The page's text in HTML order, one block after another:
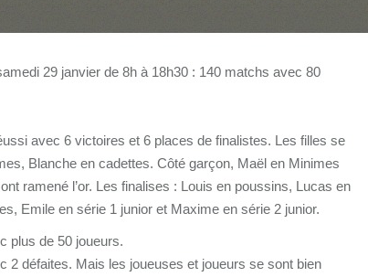
29 janvier de 8h à 18h30 : 140 matchs avec 80
avec 6 victoires et 6 places de finalistes. Les filles se
Blanche en cadettes. Côté garçon, Maël en Minimes
ramené l’or. Les finalises : Louis en poussins, Lucas en
Emile en série 1 junior et Maxime en série 2 junior.
plus de 50 joueurs.
2 défaites. Mais les joueuses et joueurs se sont bien